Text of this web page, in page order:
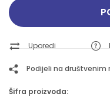
Uporedi
Podijeli na društvenim
Šifra proizvoda: